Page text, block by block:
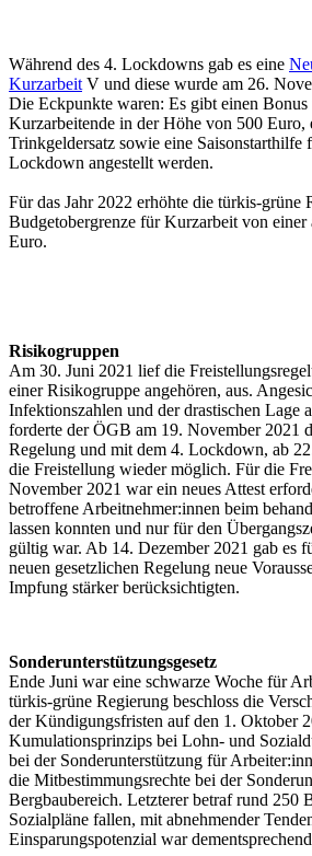
Während des 4. Lockdowns gab es eine
Kurzarbeit V und diese wurde am 26.
Die Eckpunkte waren: Es gibt einen
Kurzarbeitende in der Höhe von 500 Euro,
Trinkgeldersatz sowie eine Saisonstarthilfe
Lockdown angestellt werden.
Für das Jahr 2022 erhöhte die türkis-grüne
Budgetobergrenze für Kurzarbeit von
Euro.
Risikogruppen
Am 30. Juni 2021 lief die
einer Risikogruppe angehören, aus.
Infektionszahlen und der drastischen Lage
forderte der ÖGB am 19. November 2021
Regelung und mit dem 4. Lockdown, ab
die Freistellung wieder möglich. Für die
November 2021 war ein neues Attest
betroffene Arbeitnehmer:innen beim
lassen konnten und nur für den
gültig war. Ab 14. Dezember 2021 gab es
neuen gesetzlichen Regelung neue
Impfung stärker berücksichtigten.
Sonderunterstützungsgesetz
Ende Juni war eine schwarze Woche für
türkis-grüne Regierung beschloss die
der Kündigungsfristen auf den 1. Oktober
Kumulationsprinzips bei Lohn- und
bei der Sonderunterstützung für
die Mitbestimmungsrechte bei der
Bergbaubereich. Letzterer betraf rund 250
Sozialpläne fallen, mit abnehmender
Einsparungspotenzial war